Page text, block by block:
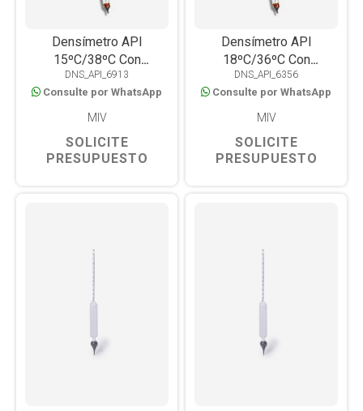
Densímetro API
15ºC/38ºC Con
Termómetro
DNS_API_6913
Consulte por WhatsApp
MIV
SOLICITE
PRESUPUESTO
Densímetro API
18ºC/36ºC Con
Termómetro
DNS_API_6356
Consulte por WhatsApp
MIV
SOLICITE
PRESUPUESTO